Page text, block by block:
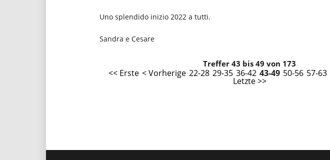
Uno splendido inizio 2022 a tutti.
Sandra e Cesare
Treffer 43 bis 49 von 173
<< Erste < Vorherige 22-28 29-35 36-42 43-49 50-56 57-63
Letzte >>